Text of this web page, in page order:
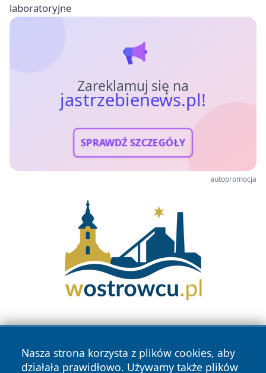
laboratoryjne
Zareklamuj się na
jastrzebienews.pl!
SPRAWDŹ SZCZEGÓŁY
autopromocja
Nasza strona korzysta z plików cookies, aby
działała prawidłowo. Używamy także plików